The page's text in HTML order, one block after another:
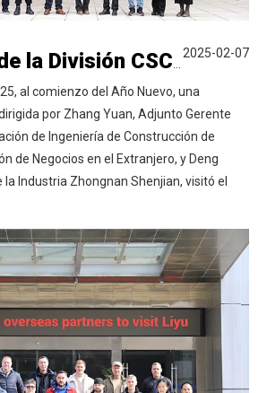
al comienzo del Año Nuevo, una
por Zhang Yuan, Adjunto Gerente
de Ingeniería de Construcción de
de Negocios en el Extranjero, y Deng
Industria Zhongnan Shenjian, visitó el
2025-02-07